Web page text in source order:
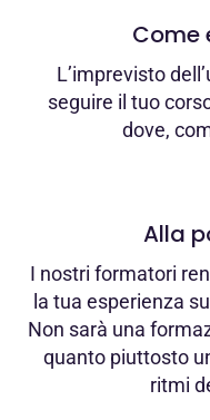
Come
L’imprevisto
seguire il tuo
dove,
Alla
I nostri formatori
la tua esperienza
Non sarà una
quanto piuttosto
ritmi